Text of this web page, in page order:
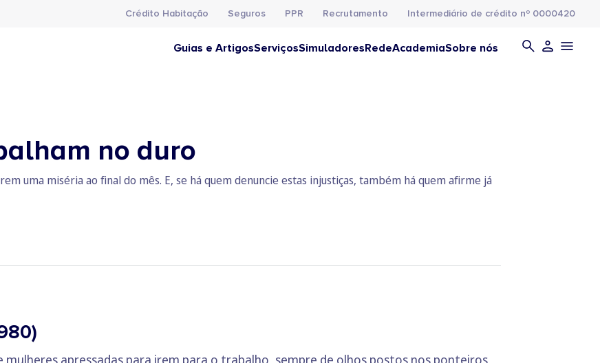
Crédito Habitação Seguros PPR Recrutamento Intermediário de crédito nº 0000420
Guias e ArtigosServiçosSimuladoresRedeAcademiaSobre nós
no duro
uma miséria ao final do mês. E, se há quem denuncie estas injustiças, também há quem afirme já
mulheres apressadas para irem para o trabalho, sempre de olhos postos nos ponteiros